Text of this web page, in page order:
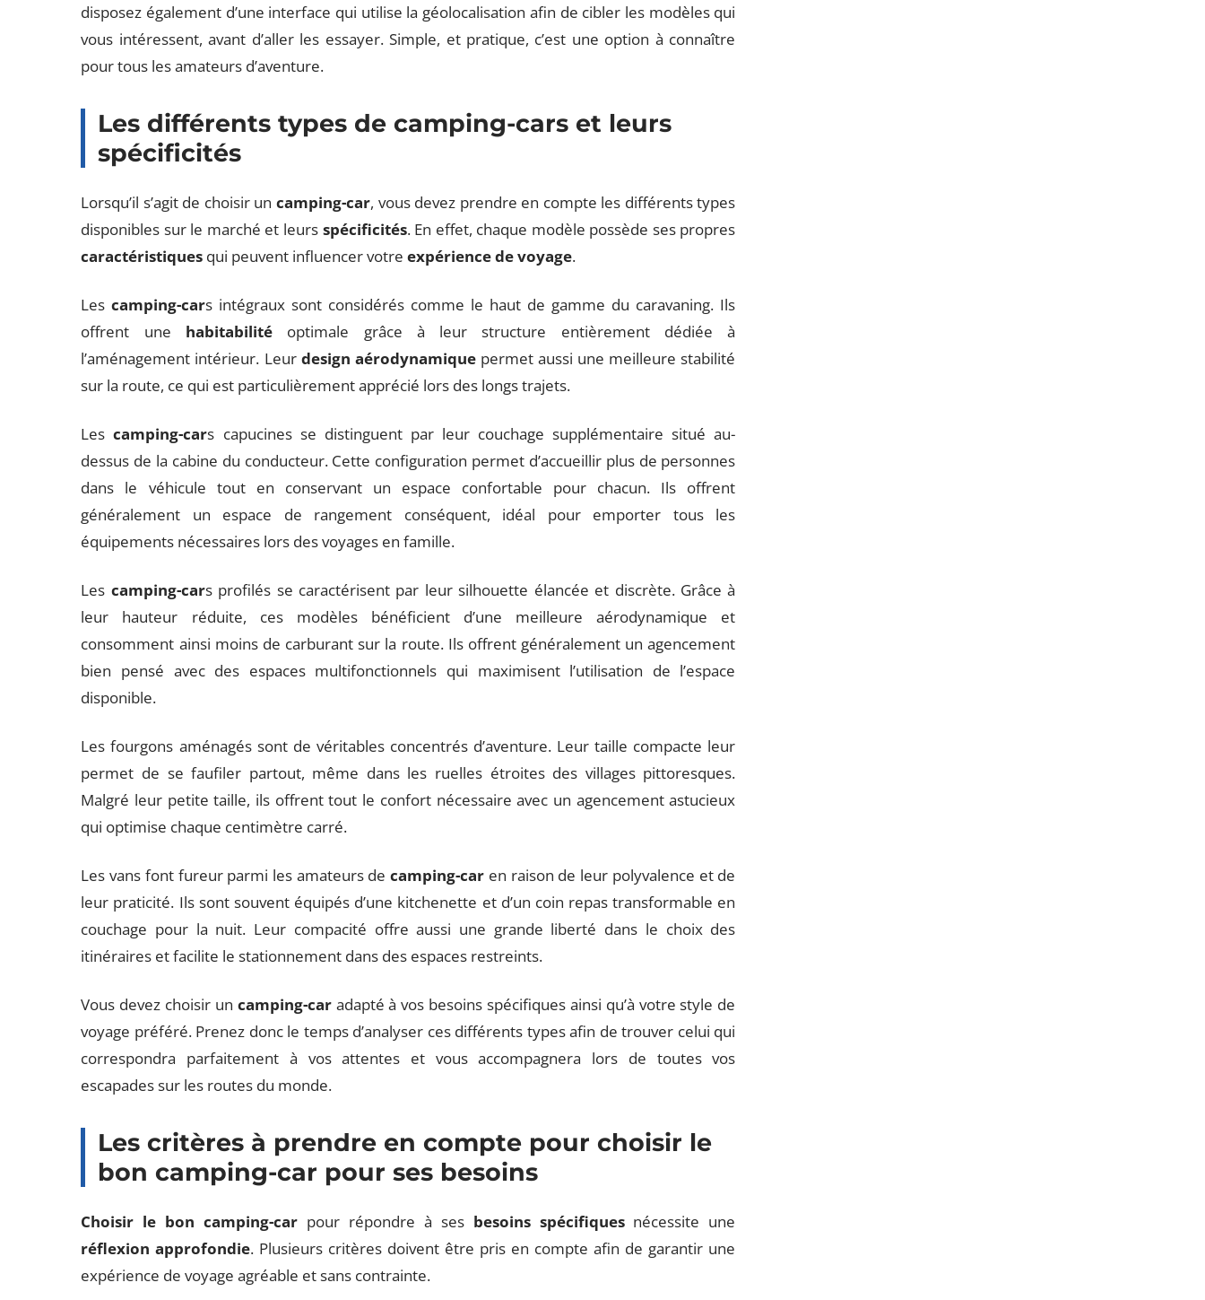
disposez également d’une interface qui utilise la géolocalisation afin de cibler les modèles qui
vous intéressent, avant d’aller les essayer. Simple, et pratique, c’est une option à connaître
pour tous les amateurs d’aventure.
Les différents types de camping-cars et leurs
spécificités
Lorsqu’il s’agit de choisir uncamping-car, vous devez prendre en compte les différents types
disponibles sur le marché et leurs spécificités. En effet, chaque modèle possède ses propres
caractéristiques qui peuvent influencer votreexpérience de voyage.
Lescamping-cars intégraux sont considérés comme le haut de gamme du caravaning. Ils
offrent une habitabilitéoptimale grâce à leur structure entièrement dédiée à
l’aménagement intérieur. Leur design aérodynamiquepermet aussi une meilleure stabilité
sur la route, ce qui est particulièrement apprécié lors des longs trajets.
Lescamping-cars capucines se distinguent par leur couchage supplémentaire situé au-
dessus de la cabine du conducteur. Cette configuration permet d’accueillir plus de personnes
dans le véhicule tout en conservant un espace confortable pour chacun. Ils offrent
généralement un espace de rangement conséquent, idéal pour emporter tous les
équipements nécessaires lors des voyages en famille.
Les camping-cars profilés se caractérisent par leur silhouette élancée et discrète. Grâce à
leur hauteur réduite, ces modèles bénéficient d’une meilleure aérodynamique et
consomment ainsi moins de carburant sur la route. Ils offrent généralement un agencement
bien pensé avec des espaces multifonctionnels qui maximisent l’utilisation de l’espace
disponible.
Les fourgons aménagés sont de véritables concentrés d’aventure. Leur taille compacte leur
permet de se faufiler partout, même dans les ruelles étroites des villages pittoresques.
Malgré leur petite taille, ils offrent tout le confort nécessaire avec un agencement astucieux
qui optimise chaque centimètre carré.
Les vans font fureur parmi les amateurs decamping-car en raison de leur polyvalence et de
leur praticité. Ils sont souvent équipés d’une kitchenette et d’un coin repas transformable en
couchage pour la nuit. Leur compacité offre aussi une grande liberté dans le choix des
itinéraires et facilite le stationnement dans des espaces restreints.
Vous devez choisir un camping-caradapté à vos besoins spécifiques ainsi qu’à votre style de
voyage préféré. Prenez donc le temps d’analyser ces différents types afin de trouver celui qui
correspondra parfaitement à vos attentes et vous accompagnera lors de toutes vos
escapades sur les routes du monde.
Les critères à prendre en compte pour choisir le
bon camping-car pour ses besoins
Choisir le bon camping-car pour répondre à ses besoins spécifiquesnécessite une
réflexion approfondie. Plusieurs critères doivent être pris en compte afin de garantir une
expérience de voyage agréable et sans contrainte.